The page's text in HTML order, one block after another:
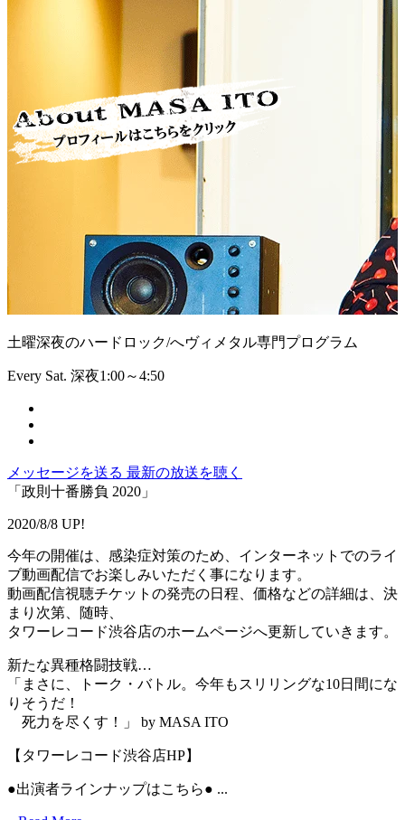
土曜深夜のハードロック/へヴィメタル専門プログラム
Every Sat. 深夜1:00～4:50
メッセージを送る 最新の放送を聴く
「政則十番勝負 2020」
2020/8/8 UP!
今年の開催は、感染症対策のため、インターネットでのライ
ブ動画配信でお楽しみいただく事になります。
動画配信視聴チケットの発売の日程、価格などの詳細は、決
まり次第、随時、
タワーレコード渋谷店のホームページへ更新していきます。
新たな異種格闘技戦…
「まさに、トーク・バトル。今年もスリリングな10日間にな
りそうだ！
死力を尽くす！」 by MASA ITO
【タワーレコード渋谷店HP】
●出演者ラインナップはこちら● ...